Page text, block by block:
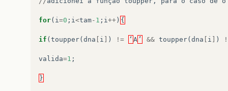
for( i=0 ; i<tam- 1 ; i++ ) {
if ( toupper( dna i ) != ‘ A ’ && toupper( dna i )
valida=1 ;
}